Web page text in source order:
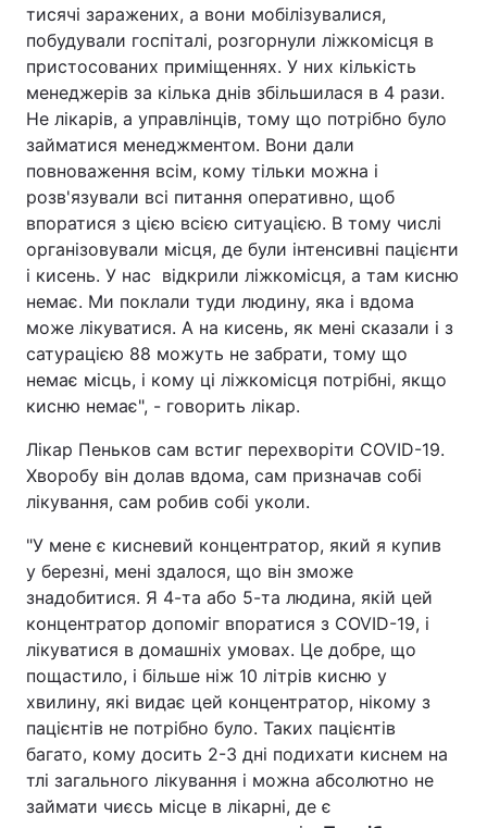
тисячі заражених, а вони мобілізувалися,
побудували госпіталі, розгорнули ліжкомісця в
пристосованих приміщеннях. У них кількість
менеджерів за кілька днів збільшилася в 4 рази.
Не лікарів, а управлінців, тому що потрібно було
займатися менеджментом. Вони дали
повноваження всім, кому тільки можна і
розв'язували всі питання оперативно, щоб
впоратися з цією всією ситуацією. В тому числі
організовували місця, де були інтенсивні пацієнти
і кисень. У нас відкрили ліжкомісця, а там кисню
немає. Ми поклали туди людину, яка і вдома
може лікуватися. А на кисень, як мені сказали і з
сатурацією 88 можуть не забрати, тому що
немає місць, і кому ці ліжкомісця потрібні, якщо
кисню немає", - говорить лікар.
Лікар Пеньков сам встиг перехворіти COVID-19.
Хворобу він долав вдома, сам призначав собі
лікування, сам робив собі уколи.
"У мене є кисневий концентратор, який я купив
у березні, мені здалося, що він зможе
знадобитися. Я 4-та або 5-та людина, якій цей
концентратор допоміг впоратися з COVID-19, і
лікуватися в домашніх умовах. Це добре, що
пощастило, і більше ніж 10 літрів кисню у
хвилину, які видає цей концентратор, нікому з
пацієнтів не потрібно було. Таких пацієнтів
багато, кому досить 2-3 дні подихати киснем на
тлі загального лікування і можна абсолютно не
займати чиєсь місце в лікарні, де є